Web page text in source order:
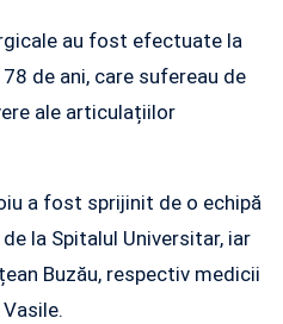
au fost efectuate la
de ani, care sufereau de
ale articulațiilor
a fost sprijinit de o echipă
la Spitalul Universitar, iar
Buzău, respectiv medicii